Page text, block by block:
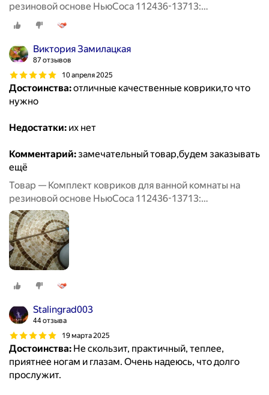
резиновой основе НьюСоса 112436-13713:
прямоугольный 50х80 и с вырезом 57х60
Виктория Замилацкая
87 отзывов
10 апреля 2025
Достоинства:отличные качественные коврики,то что
нужно
Недостатки: их нет
Комментарий:замечательный товар,будем заказывать
ещё
Товар — Комплект ковриков для ванной комнаты на
резиновой основе НьюСоса 112436-13713:
прямоугольный 50х80 и с вырезом 57х60
Stalingrad003
44 отзыва
19 марта 2025
Достоинства: Не скользит, практичный, теплее,
приятнее ногам и глазам. Очень надеюсь, что долго
прослужит.